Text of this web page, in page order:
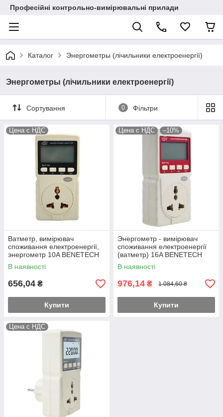
Професійні контрольно-вимірювальні прилади
Каталог Энергометры (лічильники електроенергії)
Энергометры (лічильники електроенергії)
Сортування 0 Фільтри
Цена с НДС
Ватметр, вимірювач
споживання електроенергії,
энергометр 10A BENETECH
GM86
В наявності
656,04 ₴
Купити
Цена с НДС –10%
Энергометр - вимірювач
споживання електроенергії
(ватметр) 16A BENETECH
GM89
В наявності
976,14 ₴ 1 084,60 ₴
Купити
Цена с НДС